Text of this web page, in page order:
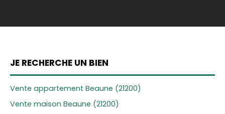
JE RECHERCHE UN BIEN
Vente appartement Beaune (21200)
Vente maison Beaune (21200)